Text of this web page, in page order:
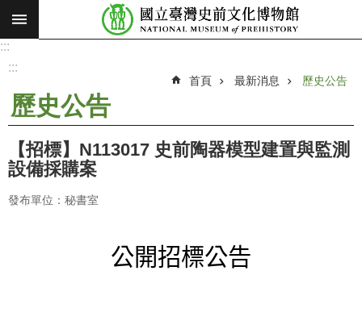
跳到主要內容區塊
搜
願
景
使
命
最
:::
:::
首頁 最新消息 歷史公告
歷史公告
【招標】N113017 史前陶器模型建置與監測
設備採購案
發布單位：秘書室
公開招標公告